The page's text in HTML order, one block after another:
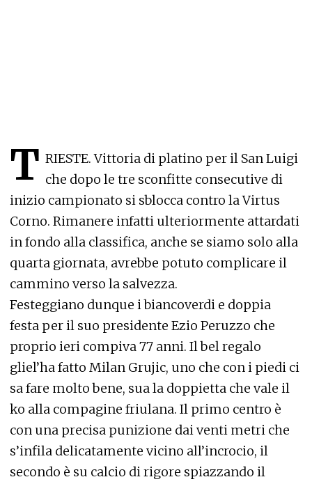
T RIESTE. Vittoria di platino per il San Luigi
che dopo le tre sconfitte consecutive di
inizio campionato si sblocca contro la Virtus
Corno. Rimanere infatti ulteriormente attardati
in fondo alla classifica, anche se siamo solo alla
quarta giornata, avrebbe potuto complicare il
cammino verso la salvezza.
Festeggiano dunque i biancoverdi e doppia
festa per il suo presidente Ezio Peruzzo che
proprio ieri compiva 77 anni. Il bel regalo
gliel’ha fatto Milan Grujic, uno che con i piedi ci
sa fare molto bene, sua la doppietta che vale il
ko alla compagine friulana. Il primo centro è
con una precisa punizione dai venti metri che
s’infila delicatamente vicino all’incrocio, il
secondo è su calcio di rigore spiazzando il